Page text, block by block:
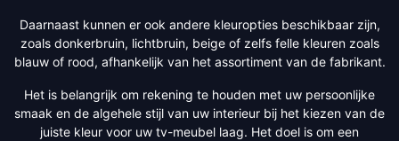
Daarnaast kunnen er ook andere kleuropties beschikbaar zijn,
zoals donkerbruin, lichtbruin, beige of zelfs felle kleuren zoals
blauw of rood, afhankelijk van het assortiment van de fabrikant.
Het is belangrijk om rekening te houden met uw persoonlijke
smaak en de algehele stijl van uw interieur bij het kiezen van de
juiste kleur voor uw tv-meubel laag. Het doel is om een